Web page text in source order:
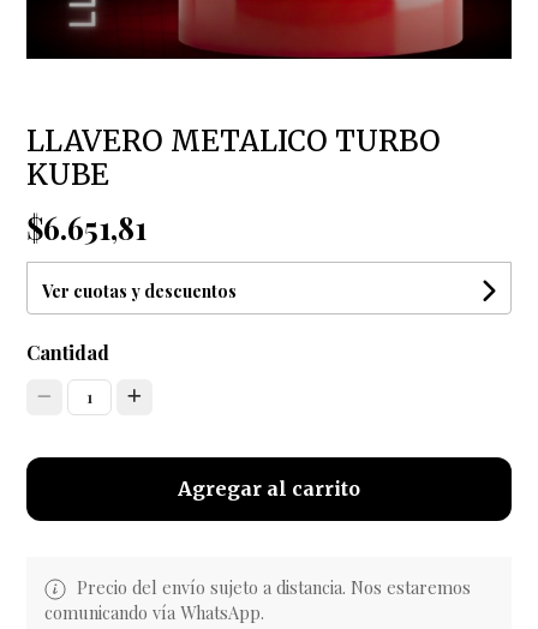
LLAVERO METALICO TURBO
KUBE
$6.651,81
Ver cuotas y descuentos
Cantidad
1
Agregar al carrito
Precio del envío sujeto a distancia. Nos estaremos
comunicando vía WhatsApp.